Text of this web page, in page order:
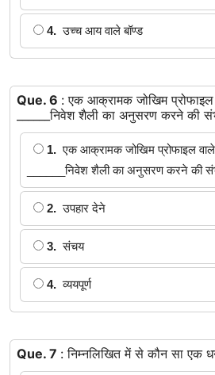
4. उच्च आय वाले बॉण्ड
Que. 6 : एक आक्रामक जोखिम
______निवेश शैली का अनुसरण करने की
1. एक आक्रामक जोखिम प्रोफाइल
______निवेश शैली का अनुसरण करने की
2. उपहार देने
3. संचय
4. व्ययपूर्ण
Que. 7 : निम्नलिखित में से कौन सा एक